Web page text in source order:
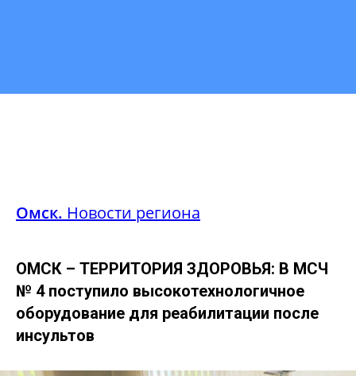
Омск. Новости региона
ОМСК – ТЕРРИТОРИЯ ЗДОРОВЬЯ: В МСЧ
№ 4 поступило высокотехнологичное
оборудование для реабилитации после
инсультов